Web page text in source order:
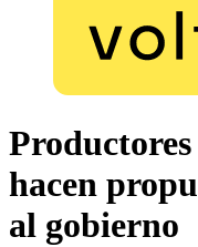
hacen
al gobierno